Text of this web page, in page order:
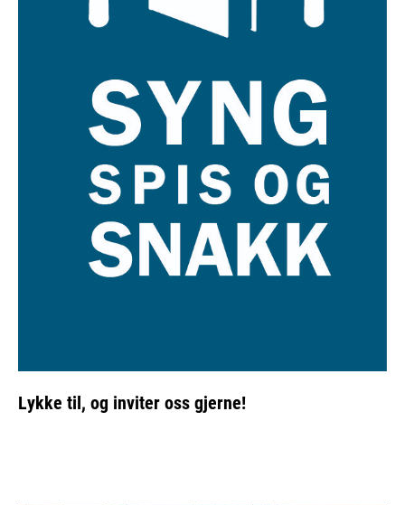
Lykke til, og inviter oss gjerne!